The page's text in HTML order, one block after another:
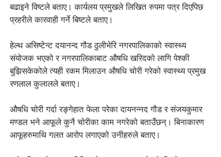
बढाइने विष्टले बताए। कार्यलय प्रमुखले लिखित रुपमा पत्र दिएपिछ
प्रहरीले कारवाही गर्ने बिष्टले बताए।
हेल्थ असिष्टेन्ट दयानन्द गौड ठुलीभेरि नगरपालिकाको स्वास्थ्य
संयोजक भएको र नगरपालिकाबाट औषधि खरिदको लागि पेश्की
बुझिसकेकोले त्यही रकम मिलाउन औषधि चोरी गरेको स्वास्थ्य प्रमुख
रणलाल कुलालले बताए।
औषधि चोरी गर्दा रङ्गेहात फेला परेका दायनन्नद गौड र संजयकुमार
मण्डल भने आफूले कुनै चोरीका काम नगरेको बताउँछन्। बिनाकारण
आफूहरुमाथि गलत आरोप लगाएको उनीहरुले बताए।